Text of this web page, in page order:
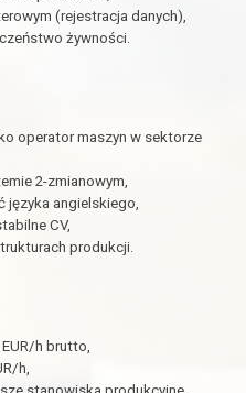
(rejestracja danych),
żywności.
operator maszyn w sektorze
2-zmianowym,
języka angielskiego,
CV,
produkcji.
h brutto,
h,